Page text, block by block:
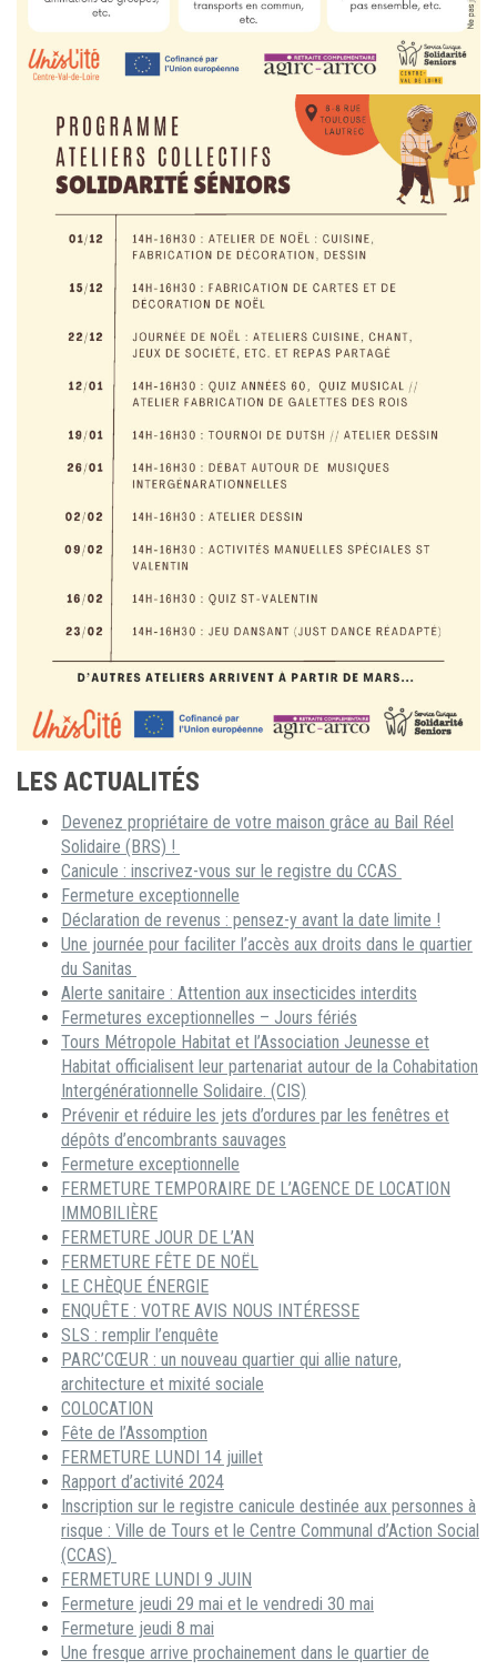
LES ACTUALITÉS
Devenez propriétaire de votre maison grâce au Bail Réel
Solidaire (BRS) !
Canicule : inscrivez-vous sur le registre du CCAS
Fermeture exceptionnelle
Déclaration de revenus : pensez-y avant la date limite !
Une journée pour faciliter l’accès aux droits dans le quartier
du Sanitas
Alerte sanitaire : Attention aux insecticides interdits
Fermetures exceptionnelles – Jours fériés
Tours Métropole Habitat et l’Association Jeunesse et
Habitat officialisent leur partenariat autour de la Cohabitation
Intergénérationnelle Solidaire. (CIS)
Prévenir et réduire les jets d’ordures par les fenêtres et
dépôts d’encombrants sauvages
Fermeture exceptionnelle
FERMETURE TEMPORAIRE DE L’AGENCE DE LOCATION
IMMOBILIÈRE
FERMETURE JOUR DE L’AN
FERMETURE FÊTE DE NOËL
LE CHÈQUE ÉNERGIE
ENQUÊTE : VOTRE AVIS NOUS INTÉRESSE
SLS : remplir l’enquête
PARC’CŒUR : un nouveau quartier qui allie nature,
architecture et mixité sociale
COLOCATION
Fête de l’Assomption
FERMETURE LUNDI 14 juillet
Rapport d’activité 2024
Inscription sur le registre canicule destinée aux personnes à
risque : Ville de Tours et le Centre Communal d’Action Social
(CCAS)
FERMETURE LUNDI 9 JUIN
Fermeture jeudi 29 mai et le vendredi 30 mai
Fermeture jeudi 8 mai
Une fresque arrive prochainement dans le quartier de